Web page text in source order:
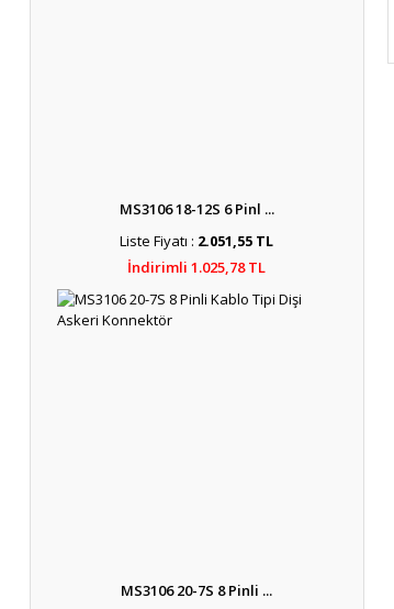
MS3106 18-12S 6 Pinl ...
Liste Fiyatı : 2.051,55 TL
İndirimli 1.025,78 TL
MS3106 20-7S 8 Pinli ...